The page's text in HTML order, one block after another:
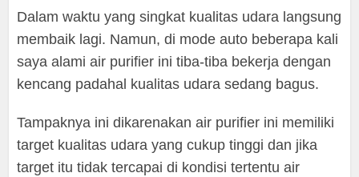
Dalam waktu yang singkat kualitas udara langsung
membaik lagi. Namun, di mode auto beberapa kali
saya alami air purifier ini tiba-tiba bekerja dengan
kencang padahal kualitas udara sedang bagus.
Tampaknya ini dikarenakan air purifier ini memiliki
target kualitas udara yang cukup tinggi dan jika
target itu tidak tercapai di kondisi tertentu air